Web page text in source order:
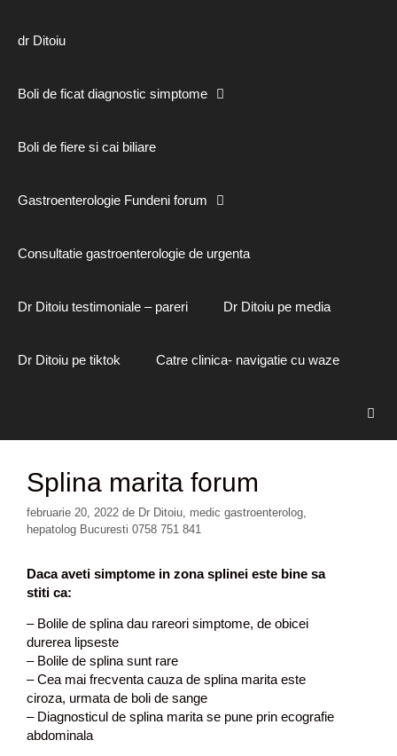
dr Ditoiu
Boli de ficat diagnostic simptome
Boli de fiere si cai biliare
Gastroenterologie Fundeni forum
Consultatie gastroenterologie de urgenta
Dr Ditoiu testimoniale – pareri Dr Ditoiu pe media
Dr Ditoiu pe tiktok Catre clinica- navigatie cu waze
Splina marita forum
februarie 20, 2022 de Dr Ditoiu, medic gastroenterolog,
hepatolog Bucuresti 0758 751 841
Daca aveti simptome in zona splinei este bine sa
stiti ca:
– Bolile de splina dau rareori simptome, de obicei
durerea lipseste
– Bolile de splina sunt rare
– Cea mai frecventa cauza de splina marita este
ciroza, urmata de boli de sange
– Diagnosticul de splina marita se pune prin ecografie
abdominala